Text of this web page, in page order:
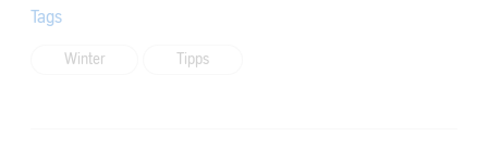
Tags
Winter Tipps